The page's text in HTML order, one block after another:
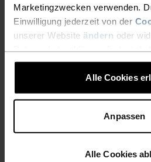
Marketingzwecken verwenden.
Einwilligung jederzeit von der
unserer Website ändern oder
Alle Cookies
Anpassen
Alle Cookies
KOSTENLOSER
1-3 Werktage mit